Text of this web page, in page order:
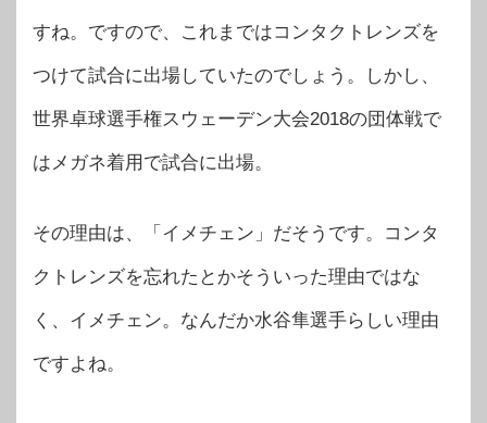
すね。ですので、これまではコンタクトレンズを
つけて試合に出場していたのでしょう。しかし、
世界卓球選手権スウェーデン大会2018の団体戦で
はメガネ着用で試合に出場。
その理由は、「イメチェン」だそうです。コンタ
クトレンズを忘れたとかそういった理由ではな
く、イメチェン。なんだか水谷隼選手らしい理由
ですよね。